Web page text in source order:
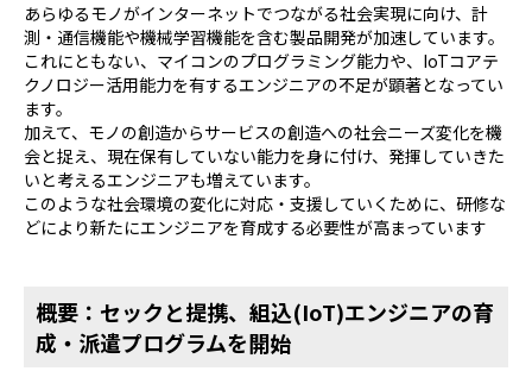
あらゆるモノがインターネットでつながる社会実現に向け、計
測・通信機能や機械学習機能を含む製品開発が加速しています。
これにともない、マイコンのプログラミング能力や、IoTコアテ
クノロジー活用能力を有するエンジニアの不足が顕著となってい
ます。
加えて、モノの創造からサービスの創造への社会ニーズ変化を機
会と捉え、現在保有していない能力を身に付け、発揮していきた
いと考えるエンジニアも増えています。
このような社会環境の変化に対応・支援していくために、研修な
どにより新たにエンジニアを育成する必要性が高まっています
概要：セックと提携、組込(IoT)エンジニアの育
成・派遣プログラムを開始